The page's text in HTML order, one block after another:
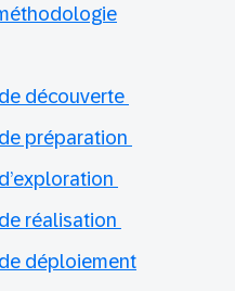
découverte
préparation
réalisation
déploiement